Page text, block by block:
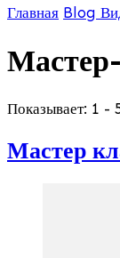
Главная Blog
Показывает: 1
Мастер